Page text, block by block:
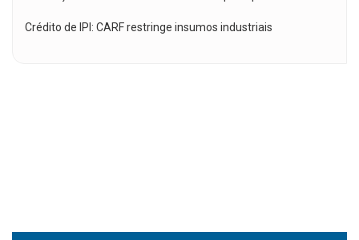
Crédito de IPI: CARF restringe insumos industriais